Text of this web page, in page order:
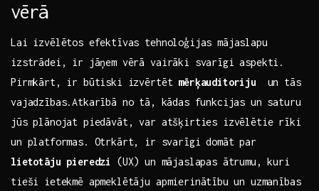
vērā
Lai izvēlētos efektīvas tehnoloģijas mājaslapu⁢
izstrādei, ir jāņem vērā vairāki svarīgi aspekti.
Pirmkārt, ir būtiski izvērtēt mērķauditoriju ​ un tās
vajadzības.Atkarībā no tā,⁢ kādas funkcijas un saturu
jūs plānojat piedāvāt, var atšķirties izvēlētie rīki
un platformas. Otrkārt, ir ⁤svarīgi‍ domāt par ⁤
lietotāju pieredzi
(UX) un⁤ mājaslapas ātrumu, kuri
tieši ietekmē apmeklētāju apmierinātību⁣ un uzmanības